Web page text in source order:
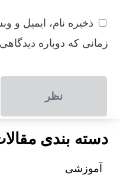
ذخیره نام، ایمیل و
زمانی که دوباره
دسته بندی
آموزشی